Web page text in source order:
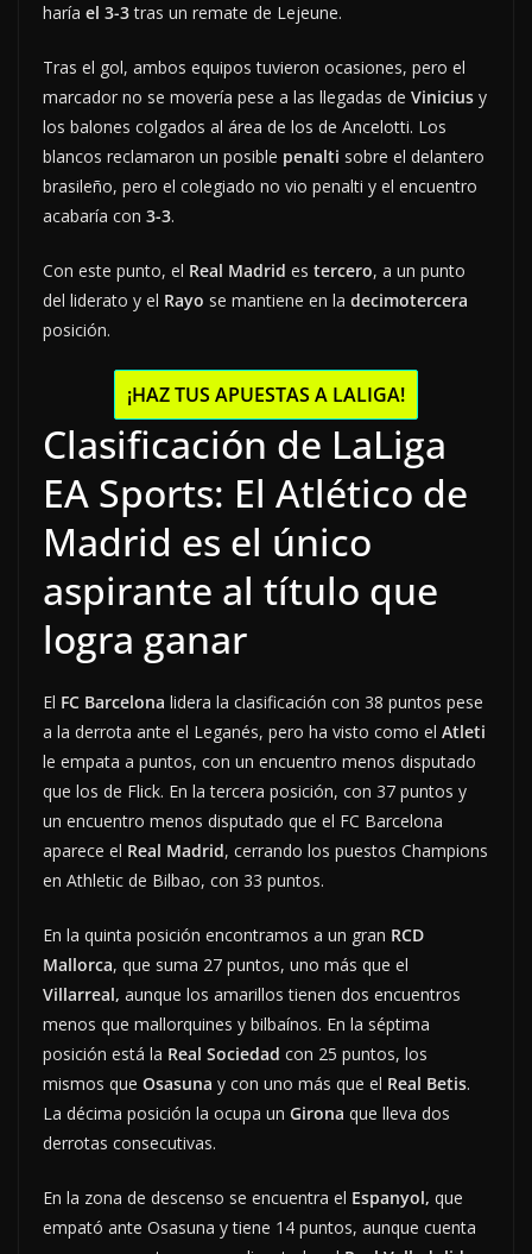
haría el 3-3tras un remate de Lejeune.
Tras el gol, ambos equipos tuvieron ocasiones, pero el
marcador no se movería pese a las llegadas de Vinicius y
los balones colgados al área de los de Ancelotti. Los
blancos reclamaron un posible penalti sobre el delantero
brasileño, pero el colegiado no vio penalti y el encuentro
acabaría con 3-3.
Con este punto, el Real Madrid es tercero, a un punto
del liderato y el Rayo se mantiene en la decimotercera
posición.
¡HAZ TUS APUESTAS A LALIGA!
Clasificación de LaLiga
EA Sports: El Atlético de
Madrid es el único
aspirante al título que
logra ganar
El FC Barcelona lidera la clasificación con 38 puntos pese
a la derrota ante el Leganés, pero ha visto como el Atleti
le empata a puntos, con un encuentro menos disputado
que los de Flick. En la tercera posición, con 37 puntos y
un encuentro menos disputado que el FC Barcelona
aparece el Real Madrid, cerrando los puestos Champions
en Athletic de Bilbao, con 33 puntos.
En la quinta posición encontramos a un gran RCD
Mallorca, que suma 27 puntos, uno más que el
Villarreal, aunque los amarillos tienen dos encuentros
menos que mallorquines y bilbaínos. En la séptima
posición está la Real Sociedad con 25 puntos, los
mismos que Osasuna y con uno más que el Real Betis.
La décima posición la ocupa un Girona que lleva dos
derrotas consecutivas.
En la zona de descenso se encuentra el Espanyol, que
empató ante Osasuna y tiene 14 puntos, aunque cuenta